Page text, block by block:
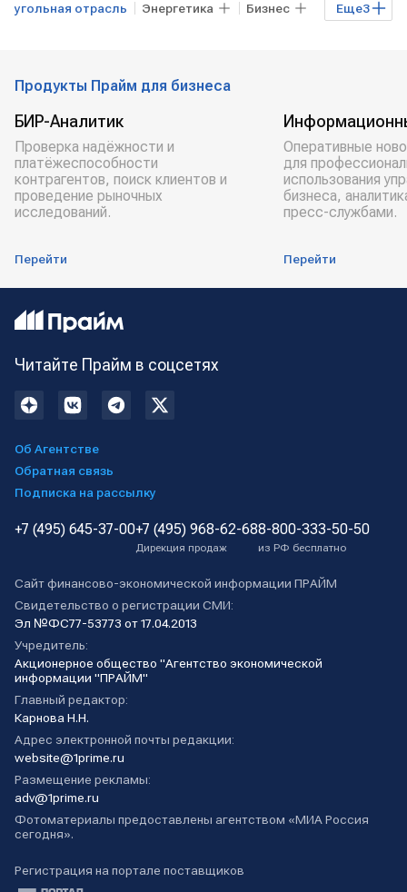
Еще3
угольная отрасль Энергетика Бизнес
Продукты Прайм для бизнеса
БИР-Аналитик
Проверка надёжности и
платёжеспособности
контрагентов, поиск клиентов и
проведение рыночных
исследований.
Перейти
Оперативные
для
использования
бизнеса,
пресс-службами.
Перейти
Читайте Прайм в соцсетях
Об Агентстве
Обратная связь
Подписка на рассылку
+7 (495) 645-37-00+7 (495) 968-62-68
Дирекция продаж
8-800-333-50-50
из РФ бесплатно
Сайт финансово-экономической информации ПРАЙМ
Свидетельство о регистрации СМИ:
Эл №ФС77-53773 от 17.04.2013
Учредитель:
Акционерное общество "Агентство экономической
информации "ПРАЙМ"
Главный редактор:
Карнова Н.Н.
Адрес электронной почты редакции:
website@1prime.ru
Размещение рекламы:
adv@1prime.ru
Фотоматериалы предоставлены агентством «МИА Россия
сегодня».
Регистрация на портале поставщиков